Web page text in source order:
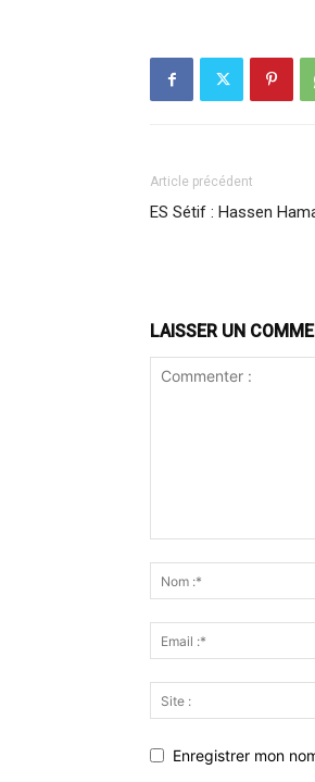
Article précédent
ES Sétif : Hassen
LAISSER UN
Enregistrer mon